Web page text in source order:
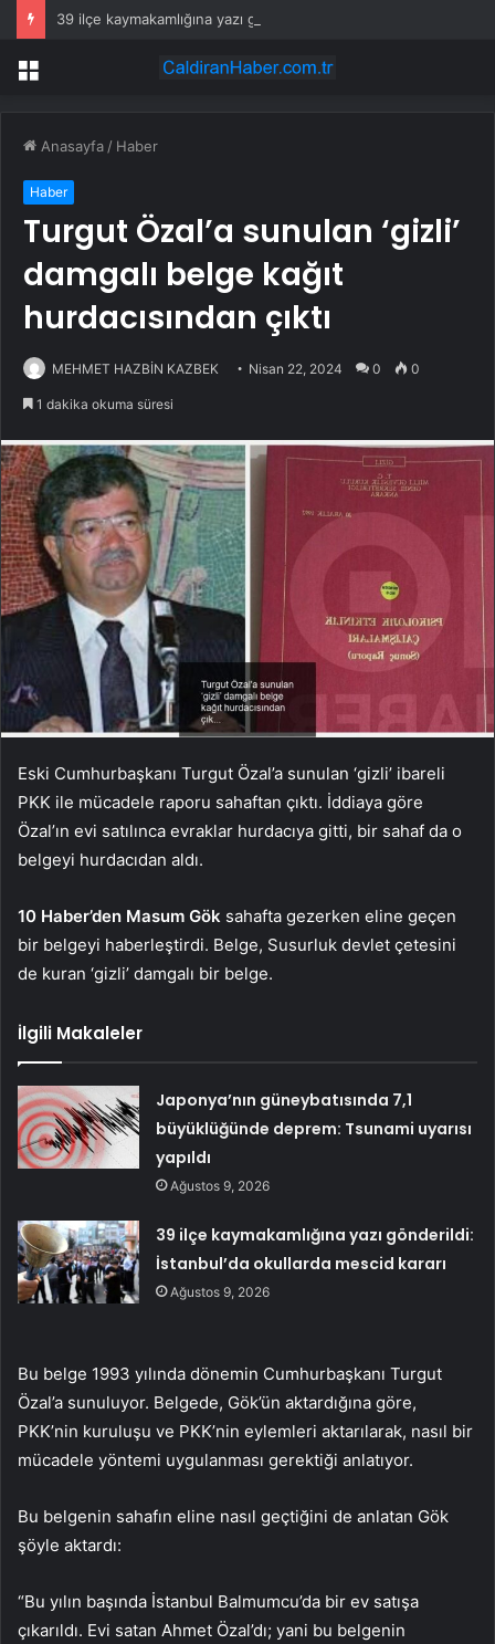
Menü
Anasayfa / Haber
Haber
Turgut Özal’a sunulan ‘gizli’
damgalı belge kağıt
hurdacısından çıktı
MEHMET HAZBİN KAZBEK Nisan 22, 2024 0 0
1 dakika okuma süresi
Eski Cumhurbaşkanı Turgut Özal’a sunulan ‘gizli’ ibareli
PKK ile mücadele raporu sahaftan çıktı. İddiaya göre
Özal’ın evi satılınca evraklar hurdacıya gitti, bir sahaf da o
belgeyi hurdacıdan aldı.
10 Haber’den Masum Gök sahafta gezerken eline geçen
bir belgeyi haberleştirdi. Belge, Susurluk devlet çetesini
de kuran ‘gizli’ damgalı bir belge.
İlgili Makaleler
Japonya’nın güneybatısında 7,1
büyüklüğünde deprem: Tsunami uyarısı
yapıldı
Ağustos 9, 2026
39 ilçe kaymakamlığına yazı gönderildi:
İstanbul’da okullarda mescid kararı
Ağustos 9, 2026
Bu belge 1993 yılında dönemin Cumhurbaşkanı Turgut
Özal’a sunuluyor. Belgede, Gök’ün aktardığına göre,
PKK’nin kuruluşu ve PKK’nin eylemleri aktarılarak, nasıl bir
mücadele yöntemi uygulanması gerektiği anlatıyor.
Bu belgenin sahafın eline nasıl geçtiğini de anlatan Gök
şöyle aktardı:
“Bu yılın başında İstanbul Balmumcu’da bir ev satışa
çıkarıldı. Evi satan Ahmet Özal’dı; yani bu belgenin